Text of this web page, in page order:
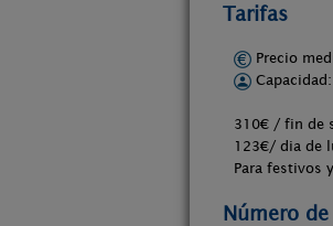
Tarifas
Precio
310€ / fin de
123€/ dia de
Para festivos
Número